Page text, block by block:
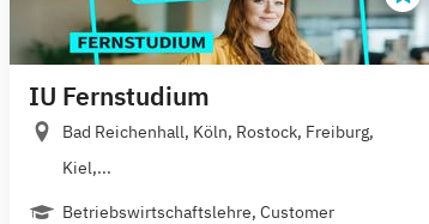
IU Fernstudium
Bad Reichenhall, Köln, Rostock, Freiburg,
Kiel,...
Betriebswirtschaftslehre, Customer